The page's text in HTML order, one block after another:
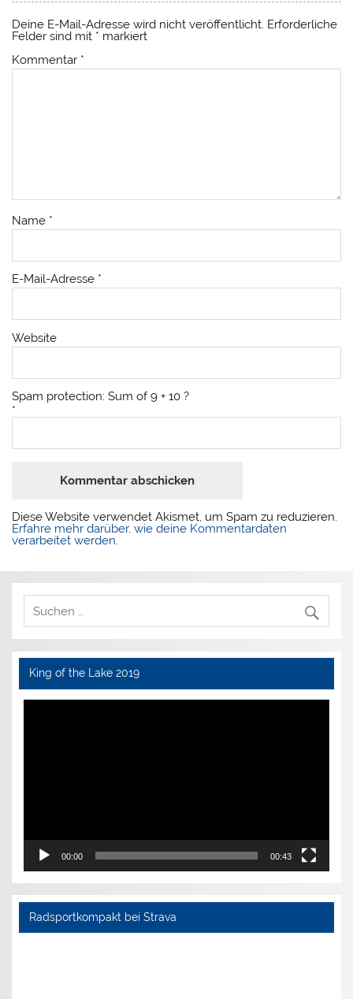
Deine E-Mail-Adresse wird nicht veröffentlicht. Erforderliche
Felder sind mit * markiert
Kommentar *
Name *
E-Mail-Adresse *
Website
Spam protection: Sum of 9 + 10 ?
*
Diese Website verwendet Akismet, um Spam zu reduzieren.
Erfahre mehr darüber, wie deine Kommentardaten
verarbeitet werden.
King of the Lake 2019
Video-
00:00 00:43
Radsportkompakt bei Strava